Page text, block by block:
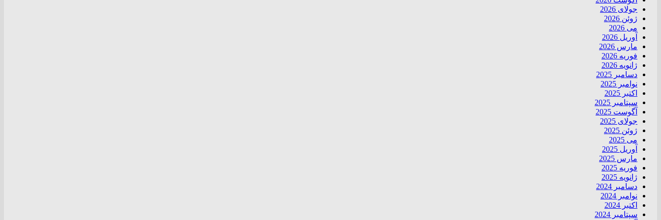
جولای 2026
ژوئن 2026
می 2026
آوریل 2026
مارس 2026
فوریه 2026
ژانویه 2026
دسامبر 2025
نوامبر 2025
اکتبر 2025
سپتامبر 2025
آگوست 2025
جولای 2025
ژوئن 2025
می 2025
آوریل 2025
مارس 2025
فوریه 2025
ژانویه 2025
دسامبر 2024
نوامبر 2024
اکتبر 2024
سپتامبر 2024